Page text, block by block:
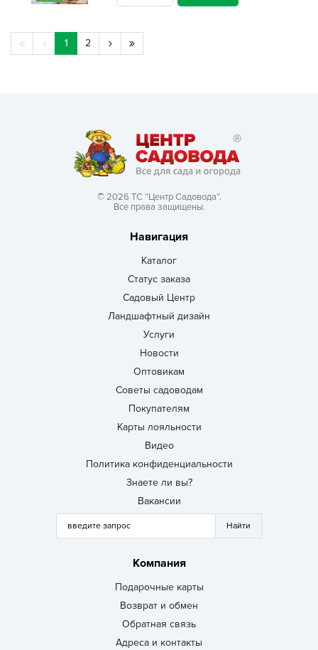
1 2
© 2026 ТС “Центр Садовода”.
Все права защищены.
Навигация
Каталог
Статус заказа
Садовый Центр
Ландшафтный дизайн
Услуги
Новости
Оптовикам
Советы садоводам
Покупателям
Карты лояльности
Видео
Политика конфиденциальности
Знаете ли вы?
Вакансии
Компания
Подарочные карты
Возврат и обмен
Обратная связь
Адреса и контакты